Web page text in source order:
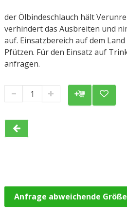
der Ölbindeschlauch hält
verhindert das Ausbreiten und
auf. Einsatzbereich auf dem
Pfützen. Für den Einsatz auf
anfragen.
Anfrage abweichende Größe